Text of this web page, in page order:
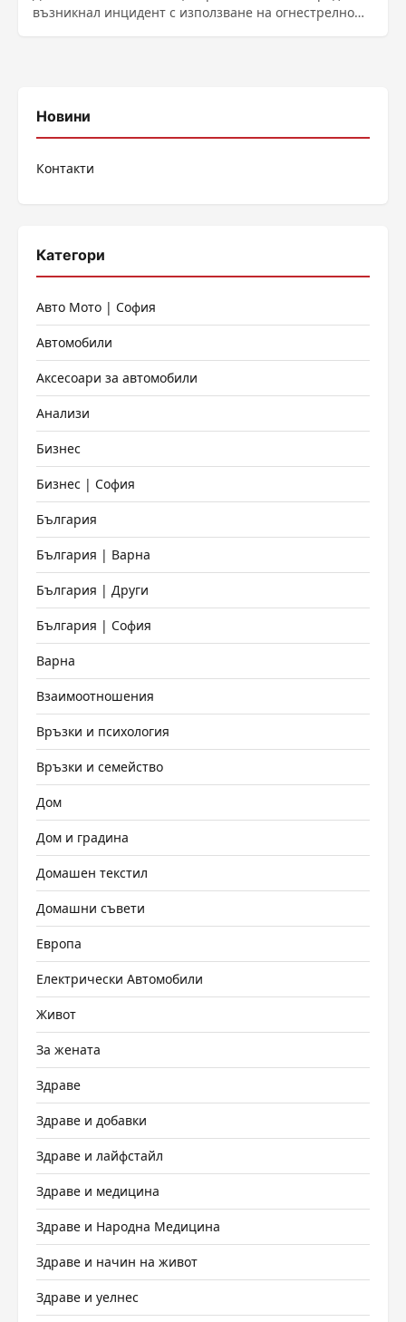
възникнал инцидент с използване на огнестрелно
Новини
Контакти
Категори
Авто Мото | София
Автомобили
Аксесоари за автомобили
Анализи
Бизнес
Бизнес | София
България
България | Варна
България | Други
България | София
Варна
Взаимоотношения
Връзки и психология
Връзки и семейство
Дом
Дом и градина
Домашен текстил
Домашни съвети
Европа
Електрически Автомобили
Живот
За жената
Здраве
Здраве и добавки
Здраве и лайфстайл
Здраве и медицина
Здраве и Народна Медицина
Здраве и начин на живот
Здраве и уелнес